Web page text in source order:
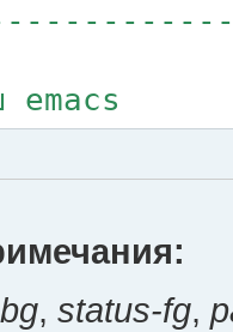
emacs
emacs
emacs
8
, status-fg,